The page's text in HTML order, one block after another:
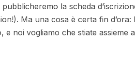
la scheda
Ma una cosa è certa fin
e noi vogliamo che stiate assieme